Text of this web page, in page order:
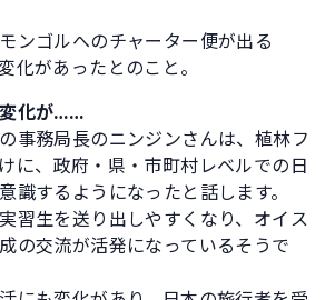
ゴルへのチャーター便が出る
化があったとのこと。
変化が……
事務局長のニンジンさんは、植林フ
に、政府・県・市町村レベルでの日
識するようになったと話します。
習生を送り出しやすくなり、オイス
の交流が活発になっているそうで